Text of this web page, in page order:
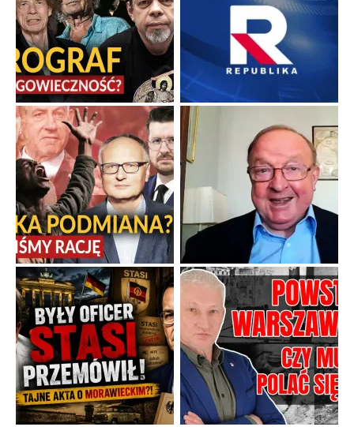
Gorzka pigułka od politycznego emeryta
Twierdzenie, że istnieje coś takiego jak odrobina tyranii,
przypomina stwierdzenie, że można być trochę w ciąży....
Popularne